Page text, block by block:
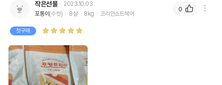
작은선물
2023.10.03
포통이 (수컷) 8살 8kg 코리안쇼트헤어
첫구매
0